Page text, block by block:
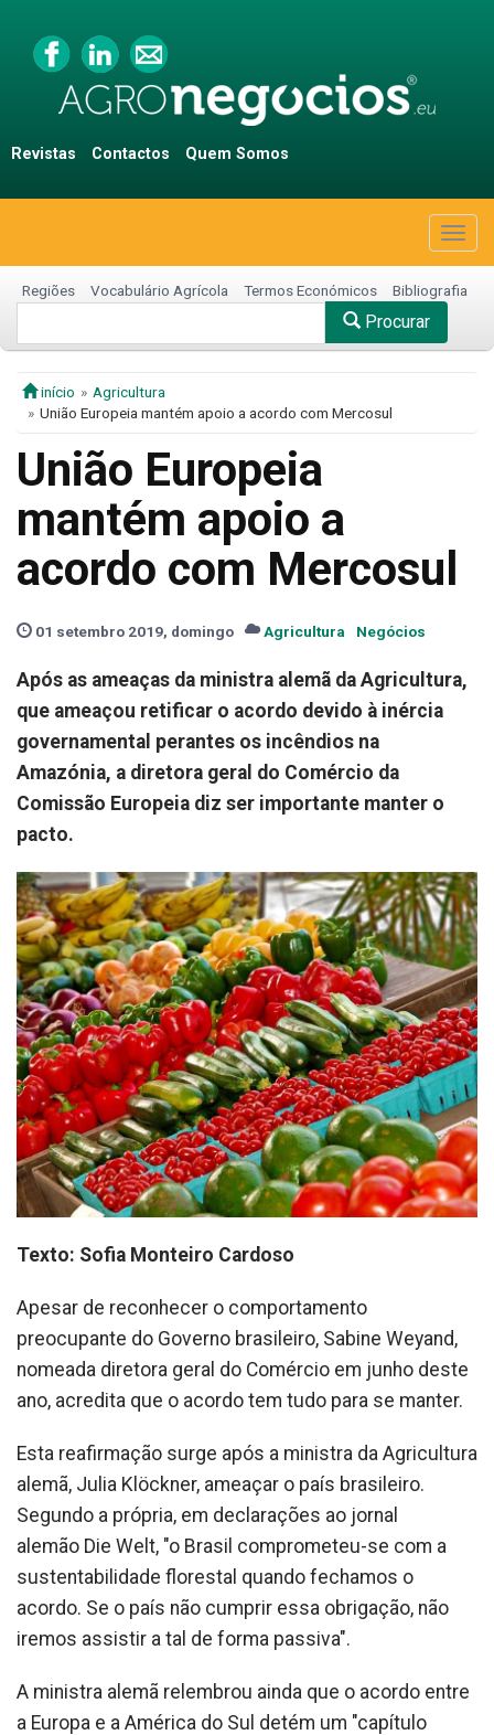
Revistas Contactos Quem Somos
Regiões Vocabulário Agrícola Termos Económicos Bibliografia
Procurar
início
Agricultura
União Europeia mantém apoio a acordo com Mercosul
União Europeia
mantém apoio a
acordo com Mercosul
01 setembro 2019, domingo Agricultura Negócios
Após as ameaças da ministra alemã da Agricultura,
que ameaçou retificar o acordo devido à inércia
governamental perantes os incêndios na
Amazónia, a diretora geral do Comércio da
Comissão Europeia diz ser importante manter o
pacto.
Texto: Sofia Monteiro Cardoso
Apesar de reconhecer o comportamento
preocupante do Governo brasileiro, Sabine Weyand,
nomeada diretora geral do Comércio em junho deste
ano, acredita que o acordo tem tudo para se manter.
Esta reafirmação surge após a ministra da Agricultura
alemã, Julia Klöckner, ameaçar o país brasileiro.
Segundo a própria, em declarações ao jornal
alemão Die Welt, "o Brasil comprometeu-se com a
sustentabilidade florestal quando fechamos o
acordo. Se o país não cumprir essa obrigação, não
iremos assistir a tal de forma passiva".
A ministra alemã relembrou ainda que o acordo entre
a Europa e a América do Sul detém um "capítulo